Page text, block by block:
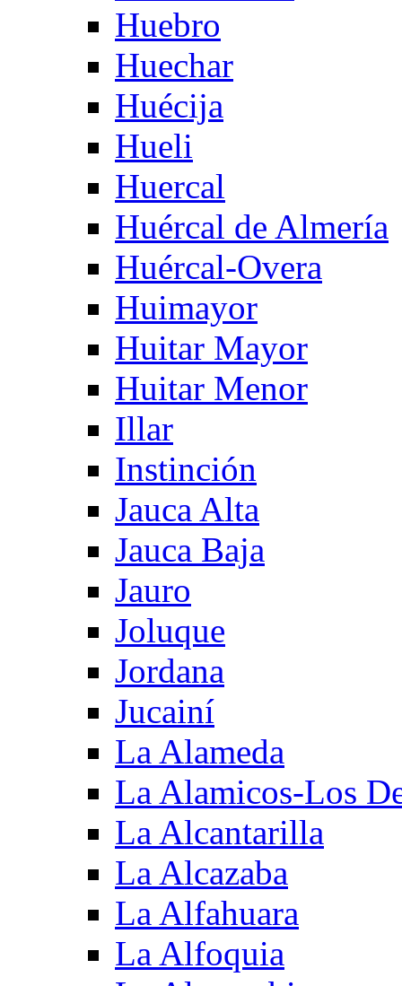
Huebro
Huechar
Huécija
Hueli
Huercal
Huércal de Almería
Huércal-Overa
Huimayor
Huitar Mayor
Huitar Menor
Illar
Instinción
Jauca Alta
Jauca Baja
Jauro
Joluque
Jordana
Jucainí
La Alameda
La Alamicos-Los
La Alcantarilla
La Alcazaba
La Alfahuara
La Alfoquia